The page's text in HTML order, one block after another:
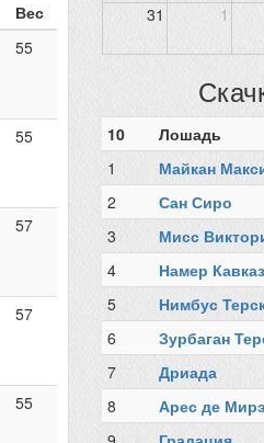
Вес
55
55
57
57
55
31 1
10 Лошадь
1
Майкан
2
Сан Сиро
3
Мисс
4
Намер Кавказ
5
Нимбус
6
Зурбаган
7
Дриада
8
Арес де